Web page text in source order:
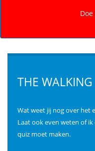
THE
Wat weet jij nog over het
Laat ook even weten of
quiz moet maken.